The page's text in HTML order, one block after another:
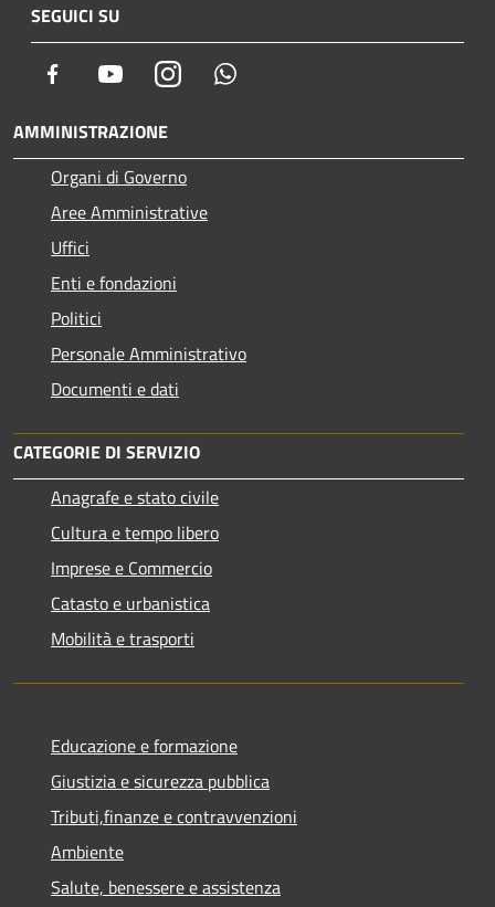
SEGUICI SU
Facebook YoutubeInstagram
AMMINISTRAZIONE
Organi di Governo
Aree Amministrative
Uffici
Enti e fondazioni
Politici
Personale Amministrativo
Documenti e dati
CATEGORIE DI SERVIZIO
Anagrafe e stato civile
Cultura e tempo libero
Imprese e Commercio
Catasto e urbanistica
Mobilità e trasporti
Educazione e formazione
Giustizia e sicurezza pubblica
Tributi,finanze e contravvenzioni
Ambiente
Salute, benessere e assistenza